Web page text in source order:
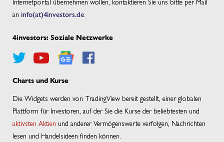
an info(at)4investors.de.
4investors: Soziale Netzwerke
Charts und Kurse
Die Widgets werden von TradingView bereit gestellt, einer globalen
Plattform für Investoren, auf der Sie die Kurse der beliebtesten und
aktivsten Aktien und anderer Vermögenswerte verfolgen, Nachrichten
lesen und Handelsideen finden können.